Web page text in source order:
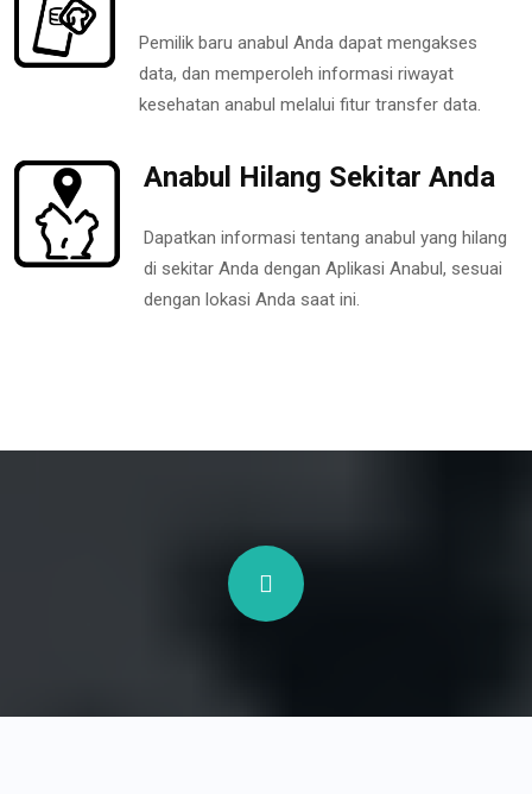
Pemilik baru anabul Anda dapat mengakses
data, dan memperoleh informasi riwayat
kesehatan anabul melalui fitur transfer data.
Anabul Hilang Sekitar Anda
Dapatkan informasi tentang anabul yang hilang
di sekitar Anda dengan Aplikasi Anabul, sesuai
dengan lokasi Anda saat ini.